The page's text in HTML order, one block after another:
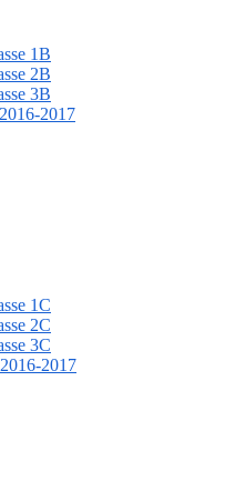
1B
2B
3B
2017
1C
2C
3C
2017